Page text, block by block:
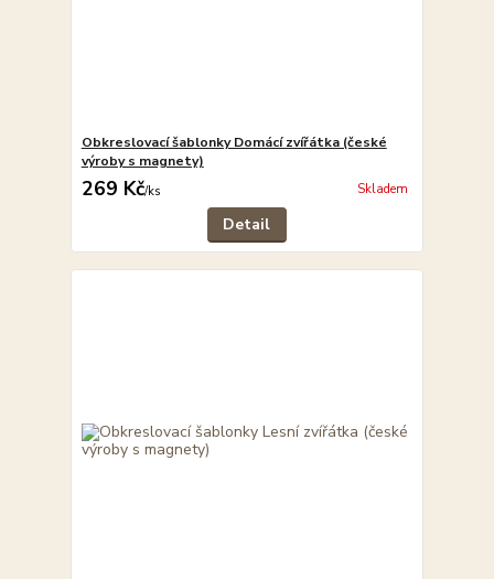
Obkreslovací šablonky Domácí zvířátka (české
výroby s magnety)
269 Kč/ks Skladem
Detail